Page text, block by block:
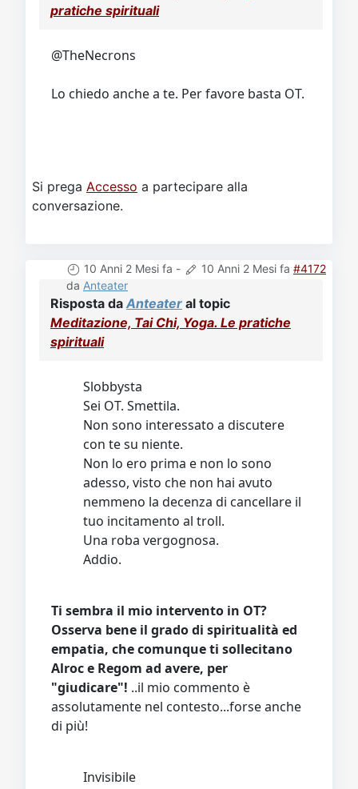
pratiche spirituali
@TheNecrons
Lo chiedo anche a te. Per favore basta OT.
Si prega Accesso a partecipare alla
conversazione.
10 Anni 2 Mesi fa - 10 Anni 2 Mesi fa #4172
da Anteater
Risposta da Anteater al topic
Meditazione, Tai Chi, Yoga. Le pratiche
spirituali
Slobbysta
Sei OT. Smettila.
Non sono interessato a discutere
con te su niente.
Non lo ero prima e non lo sono
adesso, visto che non hai avuto
nemmeno la decenza di cancellare il
tuo incitamento al troll.
Una roba vergognosa.
Addio.
Ti sembra il mio intervento in OT?
Osserva bene il grado di spiritualità ed
empatia, che comunque ti sollecitano
Alroc e Regom ad avere, per
"giudicare"! ..il mio commento è
assolutamente nel contesto...forse anche
di più!
Invisibile